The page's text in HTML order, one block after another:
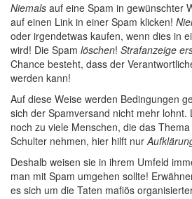
Niemals auf eine Spam in gewünschter
auf einen Link in einer Spam klicken!
oder irgendetwas kaufen, wenn dies in
wird! Die Spam löschen! Strafanzeige
Chance besteht, dass der
werden kann!
Auf diese Weise werden Bedingungen
sich der Spamversand nicht mehr lohnt.
noch zu viele Menschen, die das
Schulter nehmen, hier hilft nur
Deshalb weisen sie in ihrem Umfeld
man mit Spam umgehen sollte!
es sich um die Taten mafiös